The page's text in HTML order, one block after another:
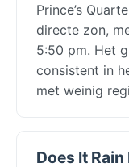
Prince’s
directe zon,
5:50 pm. Het
consistent in
met weinig
Does It